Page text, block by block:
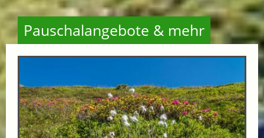
Pauschalangebote & mehr